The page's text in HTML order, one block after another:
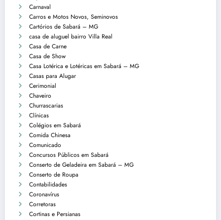
Carnaval
Carros e Motos Novos, Seminovos
Cartórios de Sabará – MG
casa de aluguel bairro Villa Real
Casa de Carne
Casa de Show
Casa Lotérica e Lotéricas em Sabará – MG
Casas para Alugar
Cerimonial
Chaveiro
Churrascarias
Clínicas
Colégios em Sabará
Comida Chinesa
Comunicado
Concursos Públicos em Sabará
Conserto de Geladeira em Sabará – MG
Conserto de Roupa
Contabilidades
Coronavírus
Corretoras
Cortinas e Persianas